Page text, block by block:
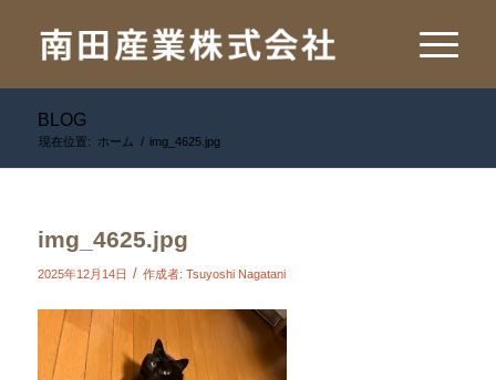
BLOG
現在位置: ホーム / img_4625.jpg
img_4625.jpg
2025年12月14日 / 作成者: Tsuyoshi Nagatani